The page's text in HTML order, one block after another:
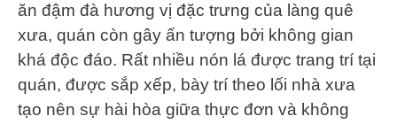
ăn đậm đà hương vị đặc trưng của làng quê
xưa, quán còn gây ấn tượng bởi không gian
khá độc đáo. Rất nhiều nón lá được trang trí tại
quán, được sắp xếp, bày trí theo lối nhà xưa
tạo nên sự hài hòa giữa thực đơn và không